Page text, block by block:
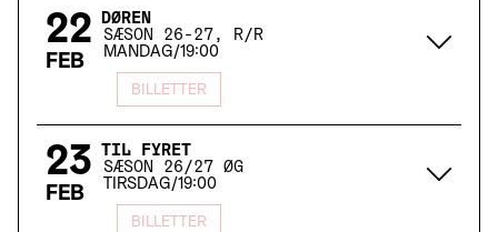
22
FEB
DØREN
SÆSON 26-27, R/R
MANDAG/19:00
BILLETTER
23
FEB
TIL FYRET
SÆSON 26/27 ØG
TIRSDAG/19:00
BILLETTER